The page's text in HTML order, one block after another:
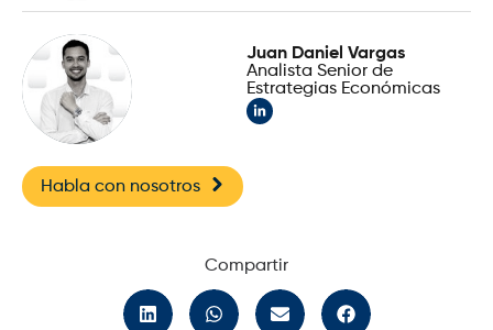
Juan Daniel Vargas
Analista Senior de
Estrategias Económicas
Habla con nosotros
Compartir